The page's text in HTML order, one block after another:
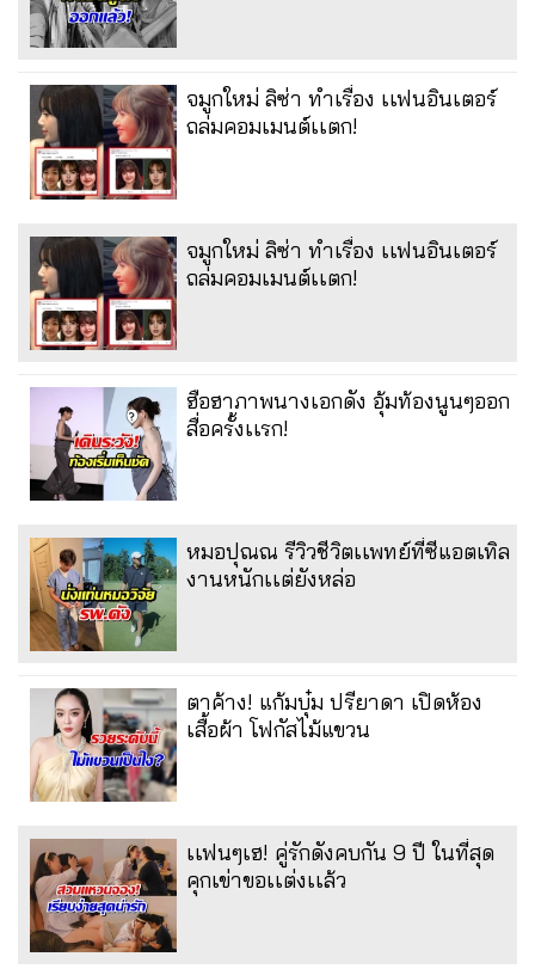
จมูกใหม่ ลิซ่า ทำเรื่อง เเฟนอินเตอร์
ถล่มคอมเมนต์เเตก!
จมูกใหม่ ลิซ่า ทำเรื่อง เเฟนอินเตอร์
ถล่มคอมเมนต์เเตก!
ฮือฮาภาพนางเอกดัง อุ้มท้องนูนๆออก
สื่อครั้งเเรก!
หมอปุณณ รีวิวชีวิตเเพทย์ที่ซีแอตเทิล
งานหนักเเต่ยังหล่อ
ตาค้าง! แก้มบุ๋ม ปรียาดา เปิดห้อง
เสื้อผ้า โฟกัสไม้แขวน
เเฟนๆเฮ! คู่รักดังคบกัน 9 ปี ในที่สุด
คุกเข่าขอเเต่งเเล้ว